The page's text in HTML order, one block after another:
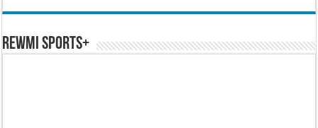
REWMI SPORTS+